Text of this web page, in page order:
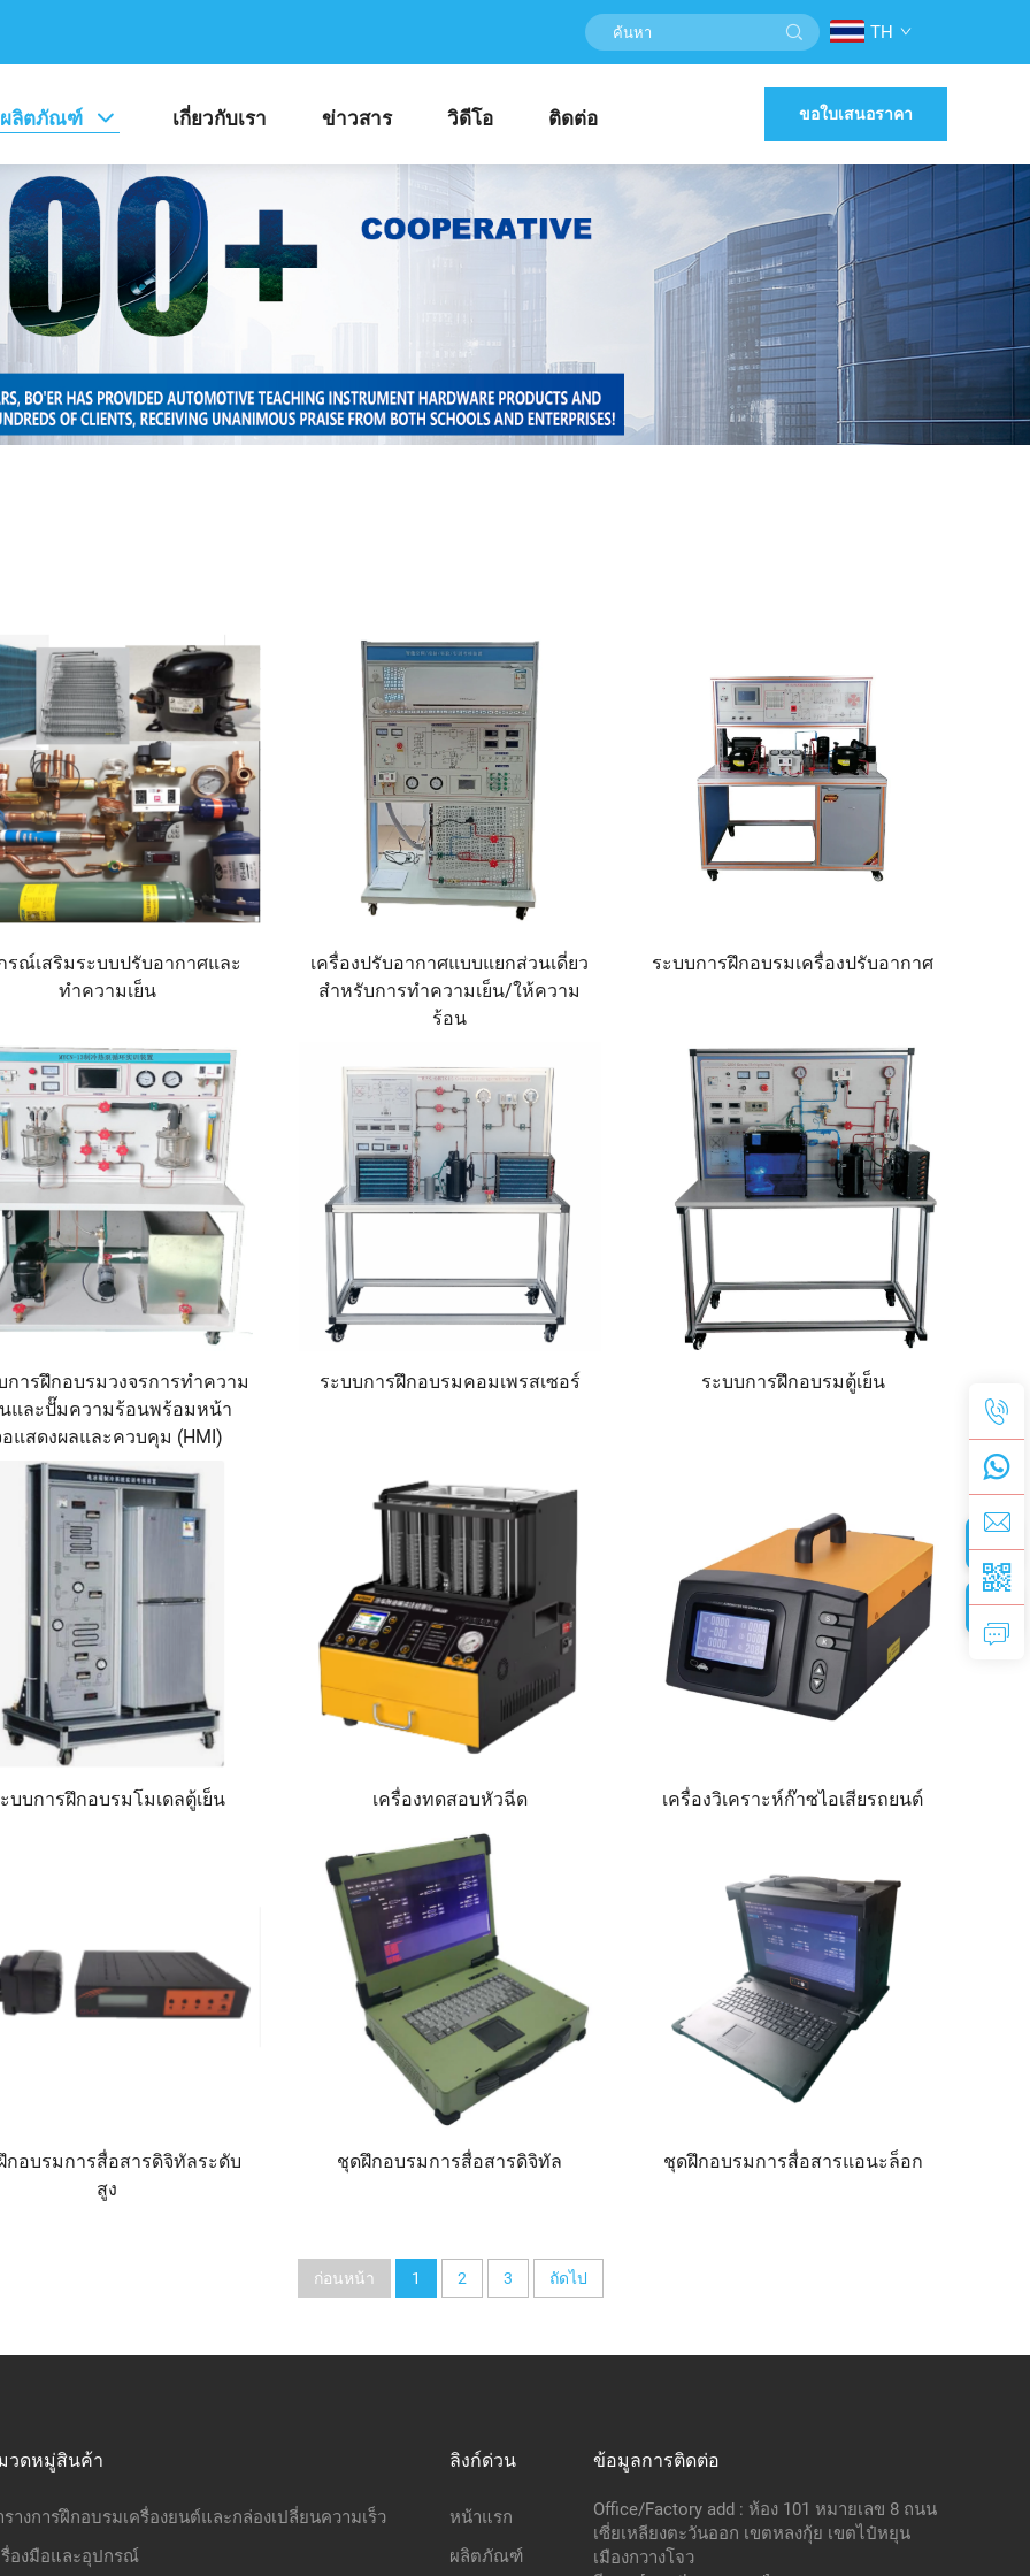
TH
ผลิตภัณฑ์ เกี่ยวกับเรา ข่าวสาร วิดีโอ ติดต่อ ขอใบเสนอราคา
รณ์เสริมระบบปรับอากาศและ
ทำความเย็น
เครื่องปรับอากาศแบบแยกส่วนเดี่ยว
สำหรับการทำความเย็น/ให้ความ
ร้อน
ระบบการฝึกอบรมเครื่องปรับอากาศ
การฝึกอบรมวงจรการทำความ
นและปั๊มความร้อนพร้อมหน้า
แสดงผลและควบคุม (HMI)
ระบบการฝึกอบรมคอมเพรสเซอร์ ระบบการฝึกอบรมตู้เย็น
บบการฝึกอบรมโมเดลตู้เย็น เครื่องทดสอบหัวฉีด เครื่องวิเคราะห์ก๊าซไอเสียรถยนต์
กอบรมการสื่อสารดิจิทัลระดับ
สูง
ชุดฝึกอบรมการสื่อสารดิจิทัล ชุดฝึกอบรมการสื่อสารแอนะล็อก
ก่อนหน้า 1 2 3 ถัดไป
วดหมู่สินค้า
รางการฝึกอบรมเครื่องยนต์และกล่องเปลี่ยนความเร็ว
รื่องมือและอุปกรณ์
ลิงก์ด่วน
หน้าแรก
ผลิตภัณฑ์
ข้อมูลการติดต่อ
Office/Factory add : ห้อง 101 หมายเลข 8 ถนน
เซี่ยเหลียงตะวันออก เขตหลงกุ้ย เขตไป๋หยุน
เมืองกวางโจว